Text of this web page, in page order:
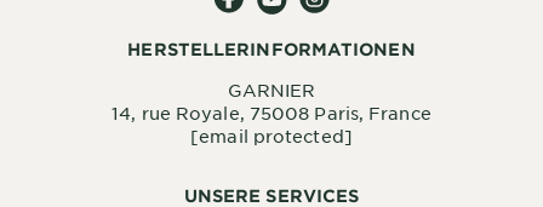
UNSERE SERVICES
HERSTELLERINFORMATIONEN
GARNIER
14, rue Royale, 75008 Paris, France
[email protected]